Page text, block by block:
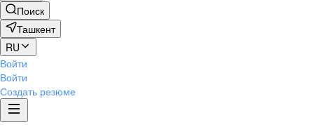
Поиск
Ташкент
RU
Войти
Войти
Создать резюме